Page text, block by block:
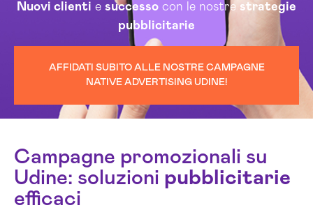
Nuovi clienti e successo con le nostre strategie
pubblicitarie
AFFIDATI SUBITO ALLE NOSTRE CAMPAGNE
NATIVE ADVERTISING UDINE!
Campagne promozionali su
Udine: soluzioni pubblicitarie
efficaci